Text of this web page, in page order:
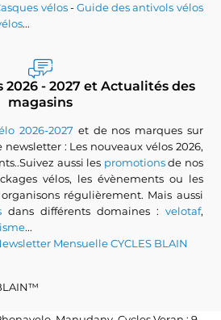
vélos-Guide des antivols vélos
...
2026 - 2027 et Actualités des
magasins
2026-2027 et de nos marques sur
: Les nouveaux vélos 2026,
aussi les promotionsde nos
vélos, les évènements ou les
régulièrement. Mais aussi
dans différents domaines : velotaf,
...
Mensuelle CYCLES BLAIN